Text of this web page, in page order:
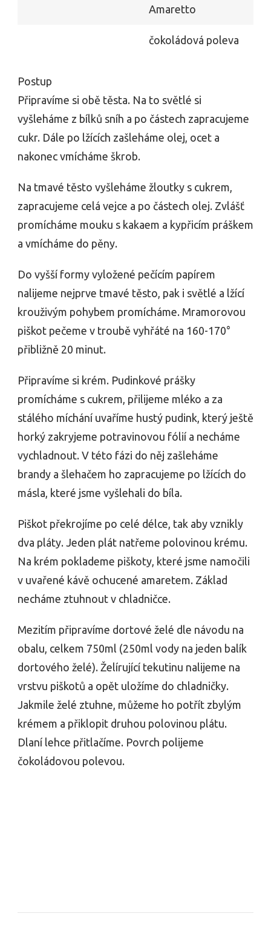
Amaretto
čokoládová poleva
Postup
Připravíme si obě těsta. Na to světlé si
vyšleháme z bílků sníh a po částech zapracujeme
cukr. Dále po lžících zašleháme olej, ocet a
nakonec vmícháme škrob.
Na tmavé těsto vyšleháme žloutky s cukrem,
zapracujeme celá vejce a po částech olej. Zvlášť
promícháme mouku s kakaem a kypřicím práškem
a vmícháme do pěny.
Do vyšší formy vyložené pečícím papírem
nalijeme nejprve tmavé těsto, pak i světlé a lžící
krouživým pohybem promícháme. Mramorovou
piškot pečeme v troubě vyhřáté na 160-170°
přibližně 20 minut.
Připravíme si krém. Pudinkové prášky
promícháme s cukrem, přilijeme mléko a za
stálého míchání uvaříme hustý pudink, který ještě
horký zakryjeme potravinovou fólií a necháme
vychladnout. V této fázi do něj zašleháme
brandy a šlehačem ho zapracujeme po lžících do
másla, které jsme vyšlehali do bíla.
Piškot překrojíme po celé délce, tak aby vznikly
dva pláty. Jeden plát natřeme polovinou krému.
Na krém poklademe piškoty, které jsme namočili
v uvařené kávě ochucené amaretem. Základ
necháme ztuhnout v chladničce.
Mezitím připravíme dortové želé dle návodu na
obalu, celkem 750ml (250ml vody na jeden balík
dortového želé). Želírující tekutinu nalijeme na
vrstvu piškotů a opět uložíme do chladničky.
Jakmile želé ztuhne, můžeme ho potřít zbylým
krémem a přiklopit druhou polovinou plátu.
Dlaní lehce přitlačíme. Povrch polijeme
čokoládovou polevou.